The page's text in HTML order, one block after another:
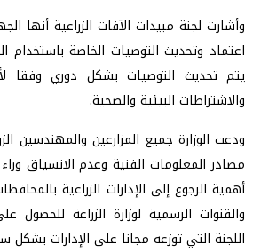
وأشارت لجنة مبيدات الآفات الزراعية أنها
اعتماد وتحديث التوصيات الخاصة باستخدام
يتم تحديث التوصيات بشكل دوري وفقا
والاشتراطات البيئية والصحية.
ودعت الوزارة جميع المزارعين والمهندسين
مصادر المعلومات الفنية وعدم الانسياق
أهمية الرجوع إلى الإدارات الزراعية
والقنوات الرسمية لوزارة الزراعة للحصول
اللجنة التي توزعه مجانا على الإدارات بشكل